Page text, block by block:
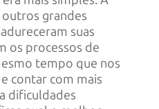
grandes
suas
os processos de
tempo que nos
contar com mais
dificuldades